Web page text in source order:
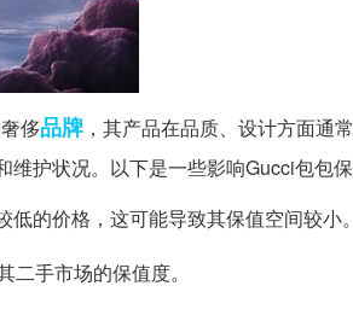
侈品牌 ，其产品在品质、设计方面通
护状况。以下是一些影响Gucci包包保
的价格，这可能导致其保值空间较小。
二手市场的保值度。